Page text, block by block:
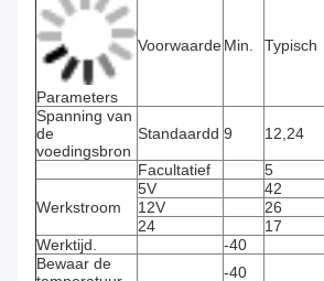
Parameters
VoorwaardeMin. Typisch
Spanning van
de
voedingsbron
Standaardd 9 12,24
Facultatief 5
Werkstroom
5V 42
12V
26
24
17
Werktijd.
-40
Bewaar de
-40